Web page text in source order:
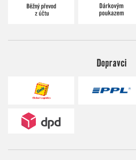
Dopravci